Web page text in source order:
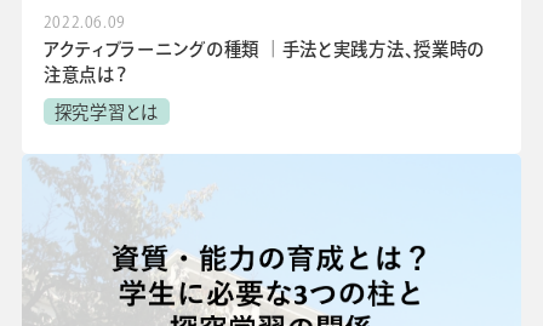
2022.06.09
アクティブラーニングの種類 ｜手法と実践方法、授業時の
注意点は？
探究学習とは